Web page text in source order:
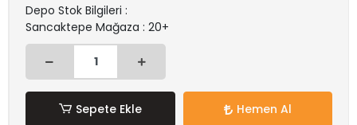
Depo Stok Bilgileri :
Sancaktepe Mağaza : 20+
Sepete Ekle Hemen Al